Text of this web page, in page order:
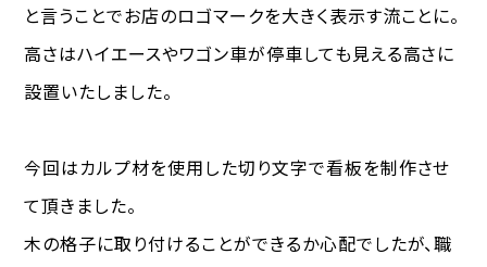
と言うことでお店のロゴマークを大きく表示す流ことに。
高さはハイエースやワゴン車が停車しても見える高さに
設置いたしました。
今回はカルプ材を使用した切り文字で看板を制作させ
て頂きました。
木の格子に取り付けることができるか心配でしたが、職